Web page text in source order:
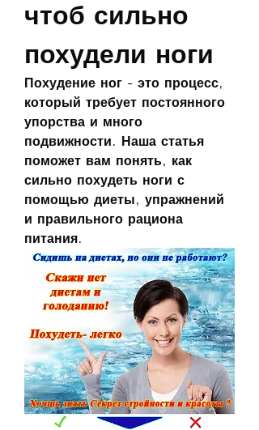
чтоб сильно
похудели ноги
Похудение ног - это процесс,
который требует постоянного
упорства и много
подвижности. Наша статья
поможет вам понять, как
сильно похудеть ноги с
помощью диеты, упражнений
и правильного рациона
питания.